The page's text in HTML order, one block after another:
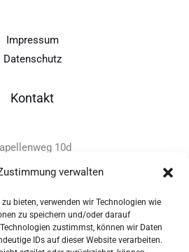
verwalten
bieten, verwenden wir Technologien wie
zu speichern und/oder darauf
zustimmst, können wir Daten
IDs auf dieser Website verarbeiten.
Impressum
Datenschutz
Kontakt
10d
94575 Windorf
(0)8546 - 97 39 0